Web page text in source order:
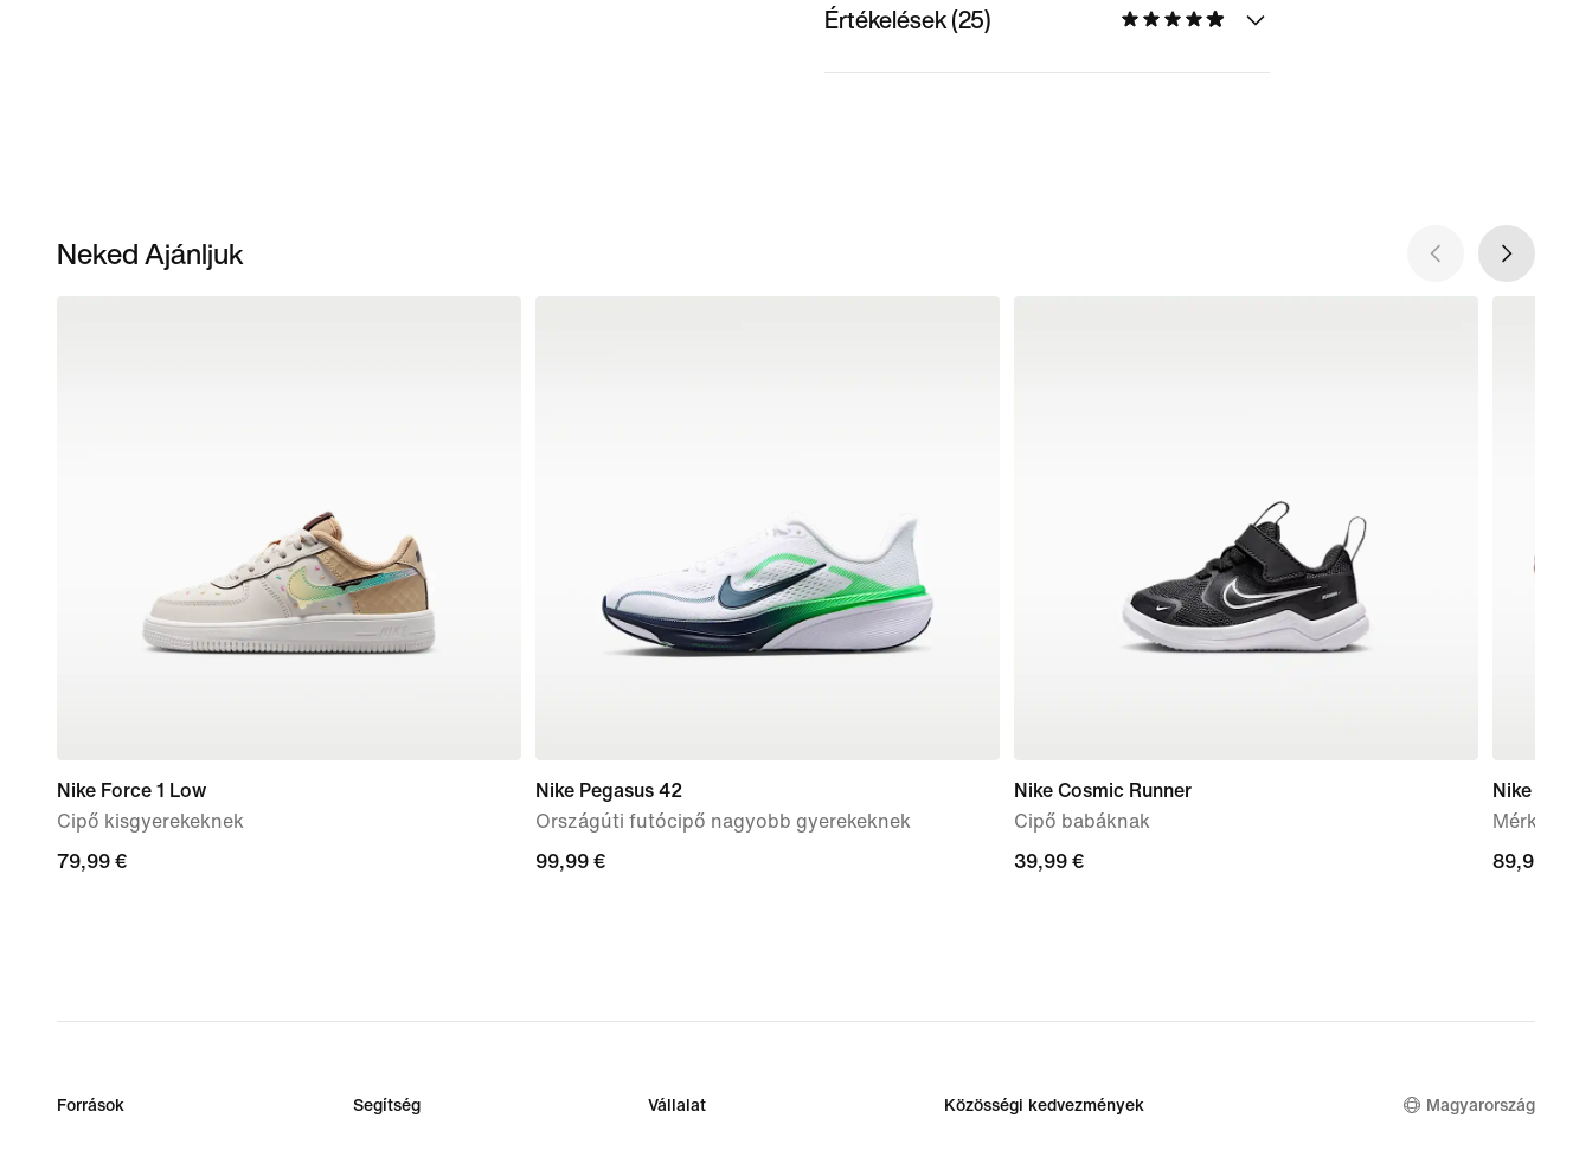
Értékelések (25)
Neked Ajánljuk
Nike Force 1 Low
Cipő kisgyerekeknek
79,99
79,99 €
Nike Pegasus 42
Országúti futócipő nagyobb gyerekeknek
99,99
99,99 €
Nike Cosmic Runner
Cipő babáknak
39,99
39,99 €
Nike Mind
Mérkőzés
89,99
89,99 €
Források Segítség Vállalat Közösségi kedvezmények Magyarország